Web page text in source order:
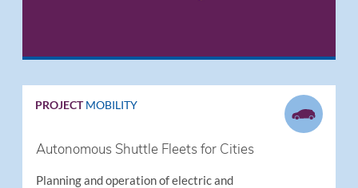
PROJECT MOBILITY
Autonomous Shuttle Fleets for Cities
Planning and operation of electric and